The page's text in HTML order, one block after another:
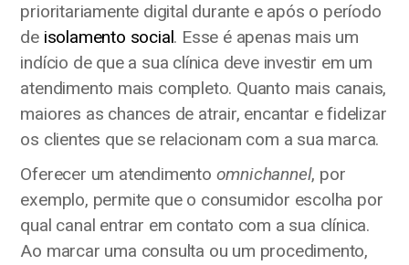
prioritariamente digital durante e após o período
de isolamento social. Esse é apenas mais um
indício de que a sua clínica deve investir em um
atendimento mais completo. Quanto mais canais,
maiores as chances de atrair, encantar e fidelizar
os clientes que se relacionam com a sua marca.
Oferecer um atendimento omnichannel, por
exemplo, permite que o consumidor escolha por
qual canal entrar em contato com a sua clínica.
Ao marcar uma consulta ou um procedimento,